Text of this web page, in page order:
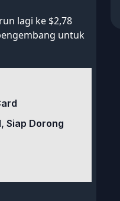
lagi ke $2,78
untuk
Siap Dorong